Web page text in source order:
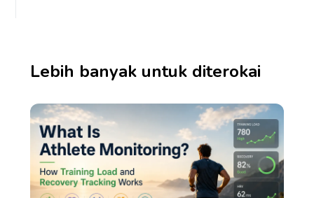
Lebih banyak untuk diterokai